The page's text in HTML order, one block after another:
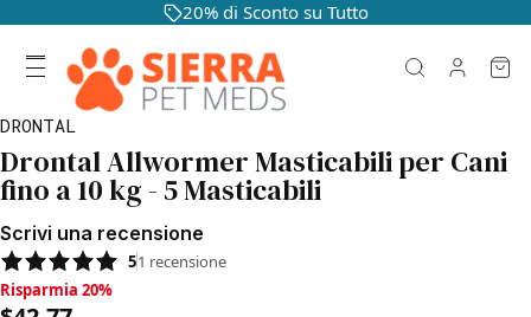
20% di Sconto su Tutto
DRONTAL
Drontal Allwormer Masticabili per Cani
fino a 10 kg - 5 Masticabili
Scrivi una recensione
51 recensione
Risparmia 20%, $42.77
Risparmia 20%